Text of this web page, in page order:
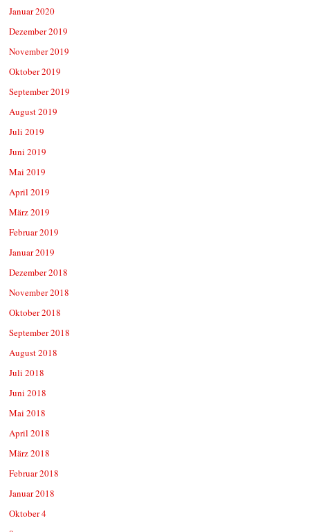
Januar 2020
Dezember 2019
November 2019
Oktober 2019
September 2019
August 2019
Juli 2019
Juni 2019
Mai 2019
April 2019
März 2019
Februar 2019
Januar 2019
Dezember 2018
November 2018
Oktober 2018
September 2018
August 2018
Juli 2018
Juni 2018
Mai 2018
April 2018
März 2018
Februar 2018
Januar 2018
Oktober 4